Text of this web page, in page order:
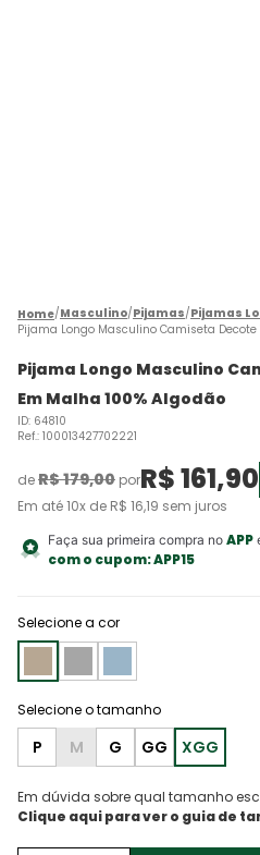
Masculino Pijamas Pijamas
Pijama Longo Masculino Camiseta Decote
Pijama Longo Masculino
Em Malha 100% Algodão
ID: 64810
Ref.: 100013427702221
deR$179,00 porR$161,90
Em até10x de R$ 16,19 sem juros
Faça sua primeira compra no APP
com o cupom:APP15
Selecione a cor
P M G GG XGG
Em dúvida sobre qual tamanho